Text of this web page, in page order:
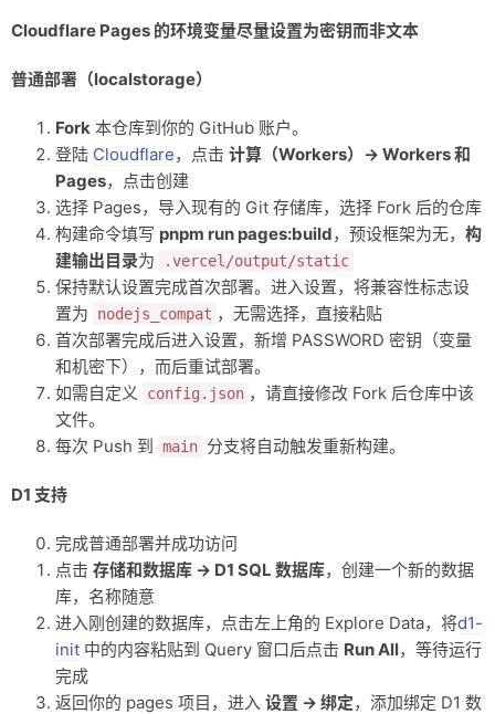
Cloudflare Pages 的环境变量尽量设置为密钥而非文本
普通部署（localstorage）
Fork 本仓库到你的 GitHub 账户。
登陆 Cloudflare，点击 计算（Workers）-> Workers 和
Pages，点击创建
选择 Pages，导入现有的 Git 存储库，选择 Fork 后的仓库
构建命令填写 pnpm run pages:build，预设框架为无， 构
建输出目录为 .vercel/output/static
保持默认设置完成首次部署。进入设置，将兼容性标志设
置为
nodejs_compat ，无需选择，直接粘贴
首次部署完成后进入设置，新增 PASSWORD 密钥（变量
和机密下），而后重试部署。
如需自定义
config.json ，请直接修改 Fork 后仓库中该
文件。
每次 Push 到 main 分支将自动触发重新构建。
D1 支持
完成普通部署并成功访问
点击 存储和数据库 -> D1 SQL 数据库，创建一个新的数据
库，名称随意
进入刚创建的数据库，点击左上角的 Explore Data，将d1-
init 中的内容粘贴到 Query 窗口后点击 Run All，等待运行
完成
返回你的 pages 项目，进入 设置 -> 绑定，添加绑定 D1 数